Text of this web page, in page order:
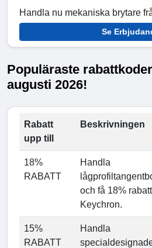
Handla nu mekaniska brytare
Se
Populäraste
augusti 2026!
Rabatt
upp till
Beskrivningen
18%
RABATT
Handla
och få 18%
Keychron.
15%
RABATT
Handla